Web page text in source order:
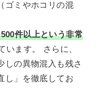
ゴミやホコリの混
件以上という非常
います。 さらに、
しの異物混入も残さ
し」を徹底してお